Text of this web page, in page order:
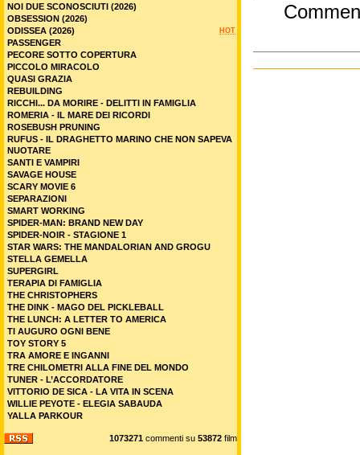
NOI DUE SCONOSCIUTI (2026)
OBSESSION (2026)
HOT
ODISSEA (2026)
PASSENGER
PECORE SOTTO COPERTURA
PICCOLO MIRACOLO
QUASI GRAZIA
REBUILDING
RICCHI... DA MORIRE - DELITTI IN FAMIGLIA
ROMERIA - IL MARE DEI RICORDI
ROSEBUSH PRUNING
RUFUS - IL DRAGHETTO MARINO CHE NON SAPEVA
NUOTARE
SANTI E VAMPIRI
SAVAGE HOUSE
SCARY MOVIE 6
SEPARAZIONI
SMART WORKING
SPIDER-MAN: BRAND NEW DAY
SPIDER-NOIR - STAGIONE 1
STAR WARS: THE MANDALORIAN AND GROGU
STELLA GEMELLA
SUPERGIRL
TERAPIA DI FAMIGLIA
THE CHRISTOPHERS
THE DINK - MAGO DEL PICKLEBALL
THE LUNCH: A LETTER TO AMERICA
TI AUGURO OGNI BENE
TOY STORY 5
TRA AMORE E INGANNI
TRE CHILOMETRI ALLA FINE DEL MONDO
TUNER - L’ACCORDATORE
VITTORIO DE SICA - LA VITA IN SCENA
WILLIE PEYOTE - ELEGIA SABAUDA
YALLA PARKOUR
1073271 commenti su 53872 film